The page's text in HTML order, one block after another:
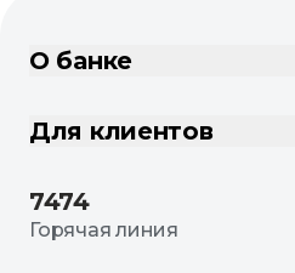
О банке
Для клиентов
7474
Горячая линия